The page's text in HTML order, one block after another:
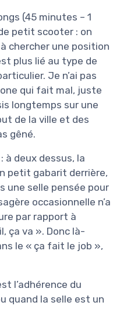
(45 minutes – 1
petit scooter : on
chercher une position
plus lié au type de
Je n’ai pas
qui fait mal, juste
longtemps sur une
de la ville et des
gêné.
à deux dessus, la
petit gabarit derrière,
une selle pensée pour
occasionnelle n’a
par rapport à
ça va ». Donc là-
le « ça fait le job »,
l’adhérence du
quand la selle est un